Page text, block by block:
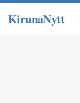
KirunaNytt